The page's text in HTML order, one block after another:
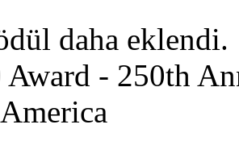
daha eklendi.
Award - 250th